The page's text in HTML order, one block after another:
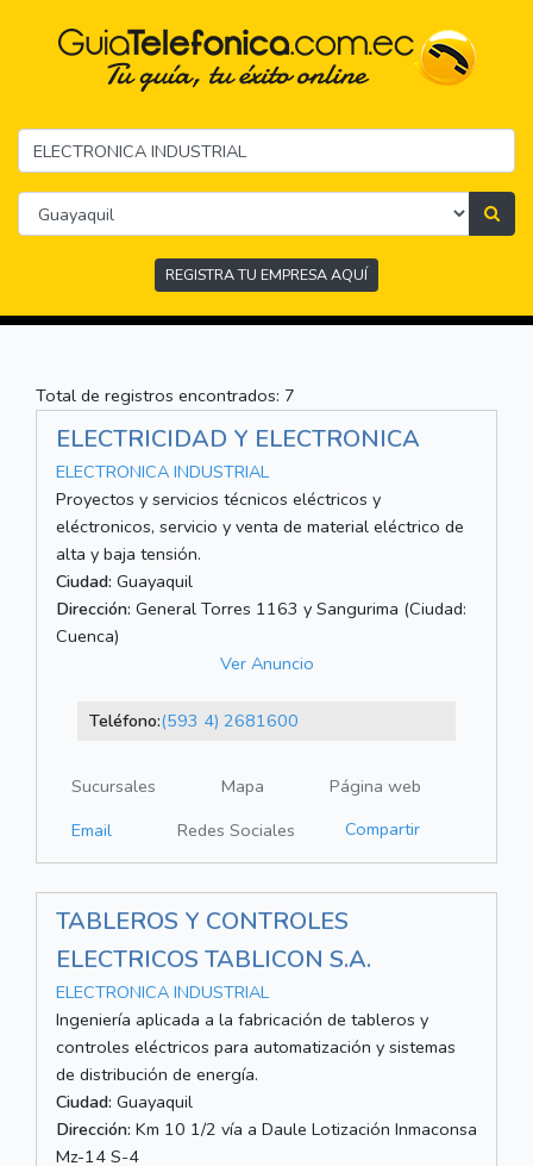
REGISTRA TU EMPRESA AQUÍ
Total de registros encontrados: 7
ELECTRICIDAD Y ELECTRONICA
ELECTRONICA INDUSTRIAL
Proyectos y servicios técnicos eléctricos y
eléctronicos, servicio y venta de material eléctrico de
alta y baja tensión.
Ciudad: Guayaquil
Dirección: General Torres 1163 y Sangurima (Ciudad:
Cuenca)
Ver Anuncio
Teléfono:(593 4) 2681600
Sucursales Mapa
Página web
Email
Redes Sociales Compartir
TABLEROS Y CONTROLES
ELECTRICOS TABLICON S.A.
ELECTRONICA INDUSTRIAL
Ingeniería aplicada a la fabricación de tableros y
controles eléctricos para automatización y sistemas
de distribución de energía.
Ciudad: Guayaquil
Dirección: Km 10 1/2 vía a Daule Lotización Inmaconsa
Mz-14 S-4